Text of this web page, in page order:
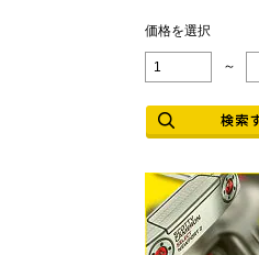
価格を選択
～